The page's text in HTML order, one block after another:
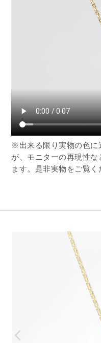
※出来る限り実物の色に
が、モニターの再現性
ます。是非実物をご覧く